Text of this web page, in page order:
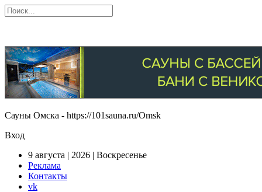
Сауны Омска - https://101sauna.ru/Omsk
Вход
9 августа | 2026 | Воскресенье
Реклама
Контакты
vk